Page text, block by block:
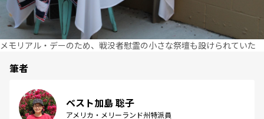
メモリアル・デーのため、戦没者慰霊の小さな祭壇も設けられていた
筆者
ベスト加島 聡子
アメリカ・メリーランド州特派員